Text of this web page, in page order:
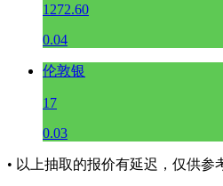
1272.60
0.04
伦敦银
17
0.03
• 以上抽取的报价有延迟，仅供参